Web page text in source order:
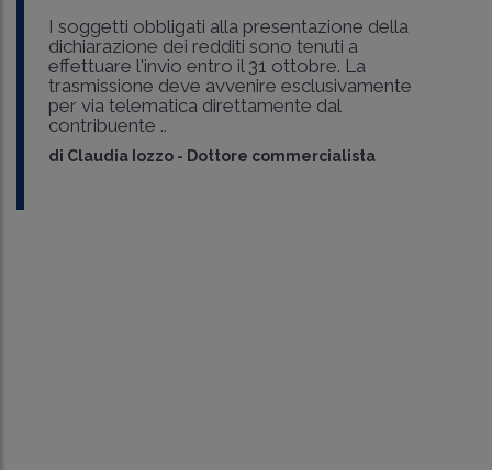
I soggetti obbligati alla presentazione della
dichiarazione dei redditi sono tenuti a
effettuare l'invio entro il 31 ottobre. La
trasmissione deve avvenire esclusivamente
per via telematica direttamente dal
contribuente ..
di Claudia Iozzo - Dottore commercialista